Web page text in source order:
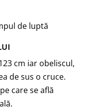
de luptă
cm iar obeliscul,
de sus o cruce.
care se află